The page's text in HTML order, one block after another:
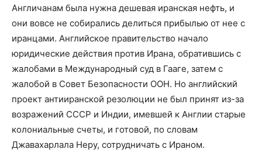
Англичанам была нужна дешевая иранская нефть, и
они вовсе не собирались делиться прибылью от нее с
иранцами. Английское правительство начало
юридические действия против Ирана, обратившись с
жалобами в Международный суд в Гааге, затем с
жалобой в Совет Безопасности ООН. Но английский
проект антииранской резолюции не был принят из-за
возражений СССР и Индии, имевшей к Англии старые
колониальные счеты, и готовой, по словам
Джавахарлала Неру, сотрудничать с Ираном.